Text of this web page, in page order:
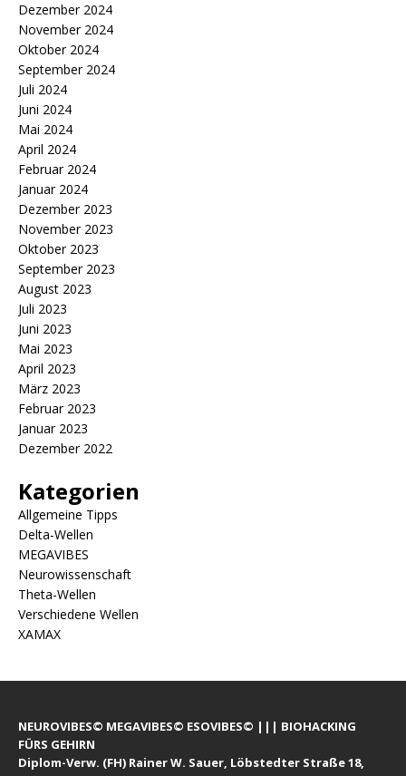
Dezember 2024
November 2024
Oktober 2024
September 2024
Juli 2024
Juni 2024
Mai 2024
April 2024
Februar 2024
Januar 2024
Dezember 2023
November 2023
Oktober 2023
September 2023
August 2023
Juli 2023
Juni 2023
Mai 2023
April 2023
März 2023
Februar 2023
Januar 2023
Dezember 2022
Kategorien
Allgemeine Tipps
Delta-Wellen
MEGAVIBES
Neurowissenschaft
Theta-Wellen
Verschiedene Wellen
XAMAX
NEUROVIBES© MEGAVIBES© ESOVIBES© ||| BIOHACKING
FÜRS GEHIRN
Diplom-Verw. (FH) Rainer W. Sauer, Löbstedter Straße 18,